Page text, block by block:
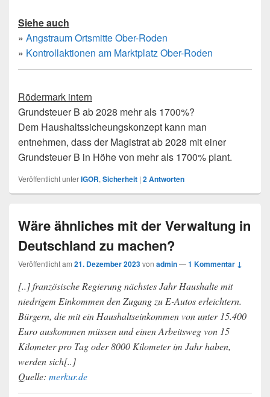
Siehe auch
» Angstraum Ortsmitte Ober-Roden
» Kontrollaktionen am Marktplatz Ober-Roden
Rödermark intern
Grundsteuer B ab 2028 mehr als 1700%?
Dem Haushaltssicheungskonzept kann man
entnehmen, dass der Magistrat ab 2028 mit einer
Grundsteuer B in Höhe von mehr als 1700% plant.
Veröffentlicht unterIGOR, Sicherheit | 2Antworten
Wäre ähnliches mit der Verwaltung in
Deutschland zu machen?
Veröffentlicht am 21. Dezember 2023von admin—1 Kommentar ↓
[..] französische Regierung nächstes Jahr Haushalte mit
niedrigem Einkommen den Zugang zu E-Autos erleichtern.
Bürgern, die mit ein Haushaltseinkommen von unter 15.400
Euro auskommen müssen und einen Arbeitsweg von 15
Kilometer pro Tag oder 8000 Kilometer im Jahr haben,
werden sich[..]
Quelle: merkur.de